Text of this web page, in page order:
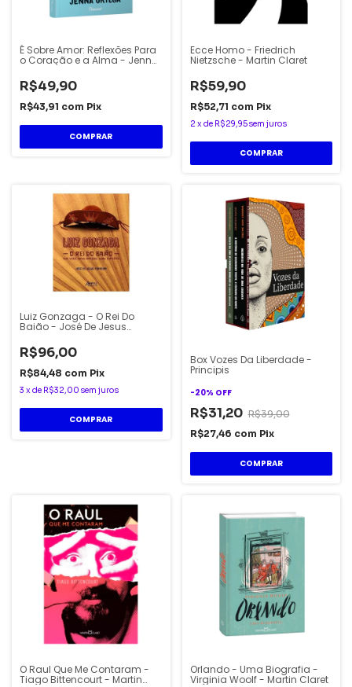
É Sobre Amor: Reflexões Para
o Coração e a Alma - Jenna
R$49,90
R$43,91 com Pix
Ecce Homo - Friedrich
Nietzsche - Martin Claret
R$59,90
R$52,71 com Pix
2 xde R$29,95sem juros
Luiz Gonzaga - O Rei Do
Baião - José De Jesus
R$96,00
R$84,48 com Pix
3 xde R$32,00 sem juros
Box Vozes Da Liberdade -
Principis
-20% OFF
R$31,20 R$39,00
R$27,46 com Pix
O Raul Que Me Contaram -
Tiago Bittencourt - Martin
Orlando - Uma Biografia -
Virginia Woolf - Martin Claret